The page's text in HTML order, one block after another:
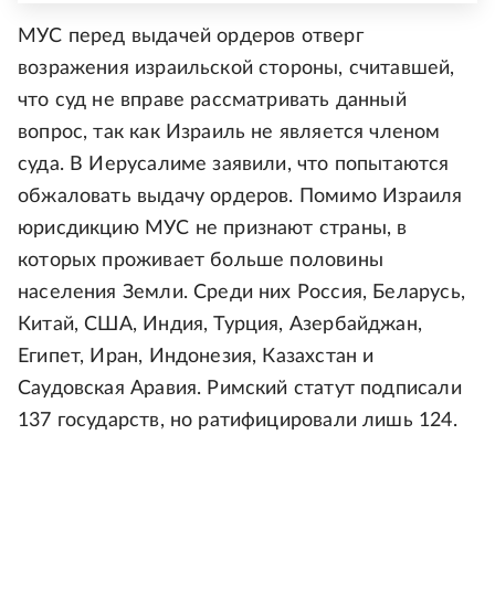
МУС перед выдачей ордеров отверг
возражения израильской стороны, считавшей,
что суд не вправе рассматривать данный
вопрос, так как Израиль не является членом
суда. В Иерусалиме заявили, что попытаются
обжаловать выдачу ордеров. Помимо Израиля
юрисдикцию МУС не признают страны, в
которых проживает больше половины
населения Земли. Среди них Россия, Беларусь,
Китай, США, Индия, Турция, Азербайджан,
Египет, Иран, Индонезия, Казахстан и
Саудовская Аравия. Римский статут подписали
137 государств, но ратифицировали лишь 124.